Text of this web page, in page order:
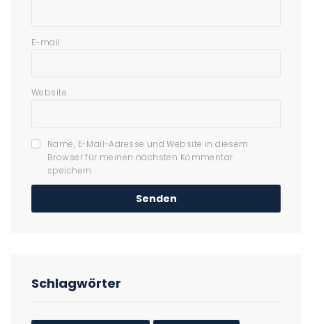
E-mail
Website
Name, E-Mail-Adresse und Website in diesem
Browser für meinen nächsten Kommentar
speichern.
Schlagwörter